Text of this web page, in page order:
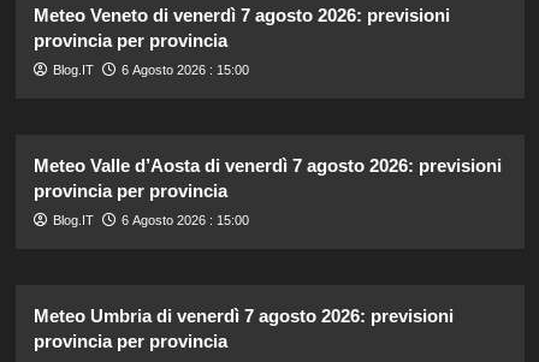
Meteo Veneto di venerdì 7 agosto 2026: previsioni
provincia per provincia
Blog.IT 6 Agosto 2026 : 15:00
Meteo Valle d’Aosta di venerdì 7 agosto 2026: previsioni
provincia per provincia
Blog.IT 6 Agosto 2026 : 15:00
Meteo Umbria di venerdì 7 agosto 2026: previsioni
provincia per provincia